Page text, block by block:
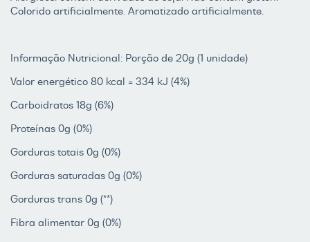
Colorido artificialmente. Aromatizado artificialmente.
Informação Nutricional: Porção de 20g (1 unidade)
Valor energético 80 kcal = 334 kJ (4%)
Carboidratos 18g (6%)
Proteínas 0g (0%)
Gorduras totais 0g (0%)
Gorduras saturadas 0g (0%)
Gorduras trans 0g (**)
Fibra alimentar 0g (0%)